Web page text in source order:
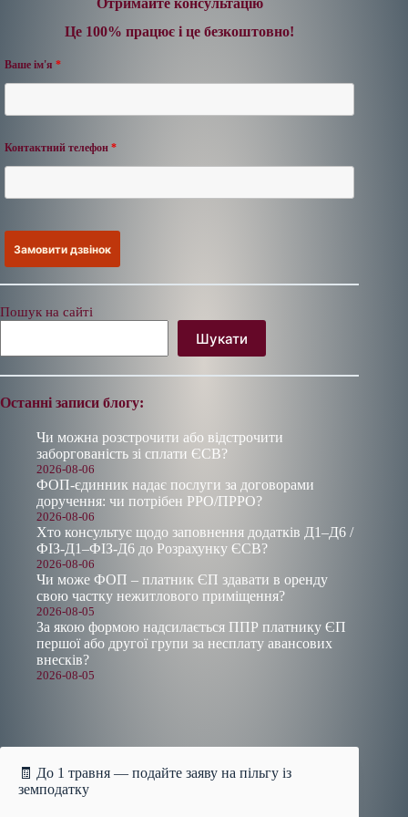
🧾 До 1 травня — подайте заяву на пільгу із
земподатку
Це 100% працює і це безкоштовно!
Ваше ім'я *
Контактний телефон *
Пошук на сайті
Шукати
Останні записи блогу:
Чи можна розстрочити або відстрочити
заборгованість зі сплати ЄСВ?
2026-08-06
ФОП-єдинник надає послуги за договорами
доручення: чи потрібен РРО/ПРРО?
2026-08-06
Хто консультує щодо заповнення додатків Д1–Д6 /
ФІЗ-Д1–ФІЗ-Д6 до Розрахунку ЄСВ?
2026-08-06
Чи може ФОП – платник ЄП здавати в оренду
свою частку нежитлового приміщення?
2026-08-05
За якою формою надсилається ППР платнику ЄП
першої або другої групи за несплату авансових
внесків?
2026-08-05